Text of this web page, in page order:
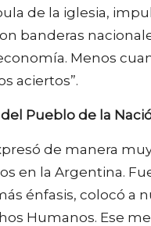
de la iglesia,
banderas
Menos
aciertos”.
Pueblo de la
de manera
en la Argentina.
énfasis, colocó
Humanos. Ese